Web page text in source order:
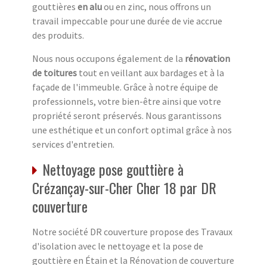
gouttières en aluou en zinc, nous offrons un
travail impeccable pour une durée de vie accrue
des produits.
Nous nous occupons également de la rénovation
de toitures tout en veillant aux bardages et à la
façade de l'immeuble. Grâce à notre équipe de
professionnels, votre bien-être ainsi que votre
propriété seront préservés. Nous garantissons
une esthétique et un confort optimal grâce à nos
services d'entretien.
Nettoyage pose gouttière à
Crézançay-sur-Cher Cher 18 par DR
couverture
Notre société DR couverture propose des Travaux
d'isolation avec le nettoyage et la pose de
gouttière en Étain et la Rénovation de couverture